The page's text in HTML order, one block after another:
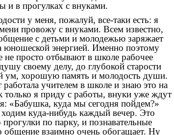
и в прогулках с внуками.
у меня, пожалуй, все-таки есть: я
провожу с внуками. Всем известно,
с детьми и молодежью заряжает
юношеской энергией. Именно поэтому
не просто отбывают в школе рабочее
своему делу, до глубокой старости
ум, хорошую память и молодость души.
учителем в школе и знаю это на
только я приду с работы, внуки уже ждут
«Бабушка, куда мы сегодня пойдем?»
куда-нибудь каждый вечер. Это
по парку, и познавательные
общение взаимно очень обогащает. Ну